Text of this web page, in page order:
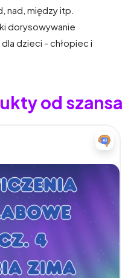
nad, między itp.
dorysowywanie
dzieci - chłopiec i
od szansa